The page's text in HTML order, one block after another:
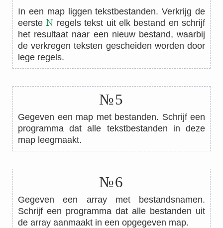
In een map liggen tekstbestanden. Verkrijg de
eerste N regels tekst uit elk bestand en schrijf
het resultaat naar een nieuw bestand, waarbij
de verkregen teksten gescheiden worden door
lege regels.
№5
Gegeven een map met bestanden. Schrijf een
programma dat alle tekstbestanden in deze
map leegmaakt.
№6
Gegeven een array met bestandsnamen.
Schrijf een programma dat alle bestanden uit
de array aanmaakt in een opgegeven map.